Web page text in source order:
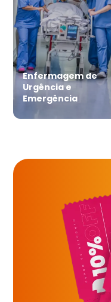
Enfermagem de
Urgência e
Emergência